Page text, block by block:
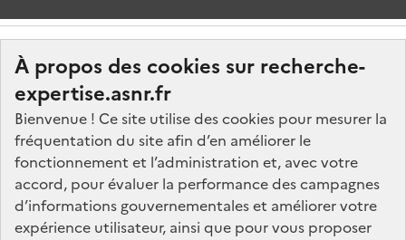
À propos des cookies sur recherche-
expertise.asnr.fr
Bienvenue ! Ce site utilise des cookies pour mesurer la
fréquentation du site afin d’en améliorer le
fonctionnement et l’administration et, avec votre
accord, pour évaluer la performance des campagnes
d’informations gouvernementales et améliorer votre
expérience utilisateur, ainsi que pour vous proposer
Nos marchés
Nos offres d'emploi
FAQ